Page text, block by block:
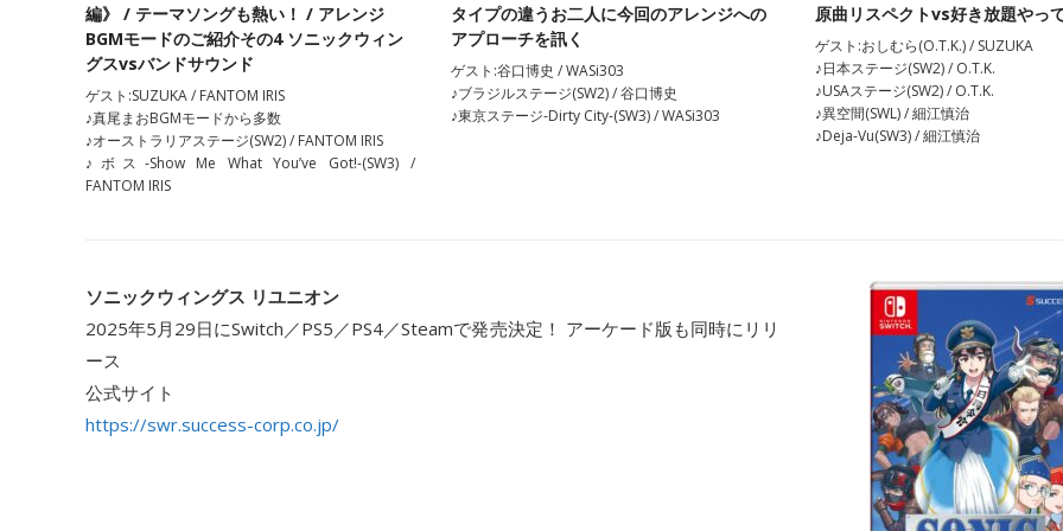
編》 / テーマソングも熱い！ / アレンジ
BGMモードのご紹介その4 ソニックウィン
グスvsバンドサウンド
ゲスト:SUZUKA / FANTOM IRIS
♪真尾まおBGMモードから多数
♪オーストラリアステージ(SW2) / FANTOM IRIS
♪ボス-Show Me What You’ve Got!-(SW3) /
FANTOM IRIS
タイプの違うお二人に今回のアレンジへの
アプローチを訊く
ゲスト:谷口博史 / WASi303
♪ブラジルステージ(SW2) / 谷口博史
♪東京ステージ-Dirty City-(SW3) / WASi303
原曲リスペクトvs好き放題やっ
ゲスト:おしむら(O.T.K.) / SUZUKA
♪日本ステージ(SW2) / O.T.K.
♪USAステージ(SW2) / O.T.K.
♪異空間(SWL) / 細江慎治
♪Deja-Vu(SW3) / 細江慎治
ソニックウィングス リユニオン
2025年5月29日にSwitch／PS5／PS4／Steamで発売決定！ アーケード版も同時にリリ
ース
公式サイト
https://swr.success-corp.co.jp/